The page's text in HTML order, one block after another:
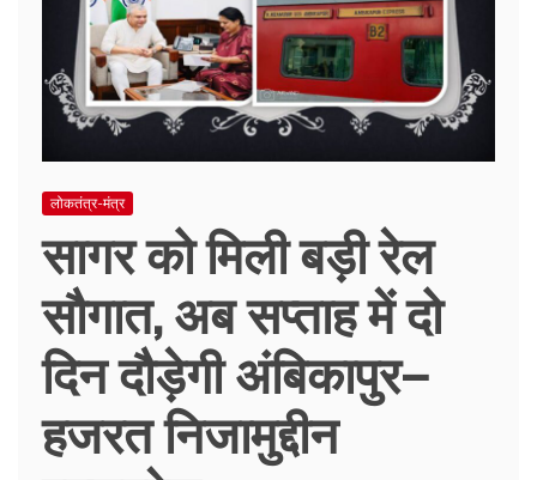
लोकतंत्र-मंत्र
सागर को मिली बड़ी रेल
सौगात, अब सप्ताह में दो
दिन दौड़ेगी अंबिकापुर–
हजरत निजामुद्दीन